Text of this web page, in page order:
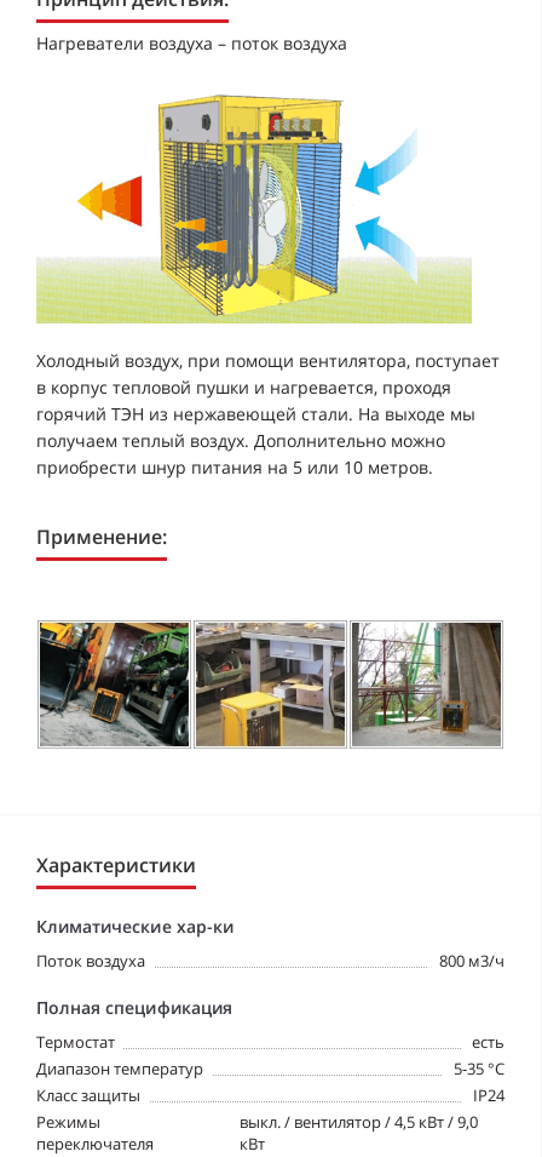
Нагреватели воздуха – поток воздуха
Холодный воздух, при помощи вентилятора, поступает
в корпус тепловой пушки и нагревается, проходя
горячий ТЭН из нержавеющей стали. На выходе мы
получаем теплый воздух. Дополнительно можно
приобрести шнур питания на 5 или 10 метров.
Применение:
Характеристики
Климатические хар-ки
Поток воздуха 800 м3/ч
Полная спецификация
Tермостат
eсть
Диапазон температур
5-35 °C
Класс защиты
IP24
Режимы
переключателя
выкл. / вентилятор / 4,5 кВт / 9,0
кВт